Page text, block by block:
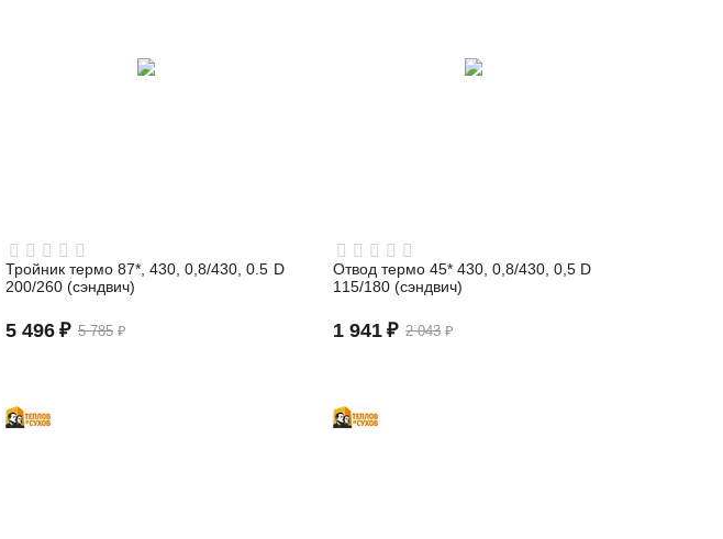
Тройник термо 87*, 430, 0,8/430, 0.5 D
200/260 (сэндвич)
5 785 ₽
5 496 ₽
Отвод термо 45* 430, 0,8/430, 0,5 D
115/180 (сэндвич)
2 043 ₽
1 941 ₽